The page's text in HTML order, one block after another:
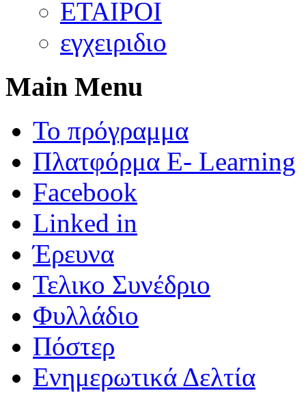
ΕΤΑΙΡΟΙ
εγχειριδιο
Main Menu
Το πρόγραμμα
Πλατφόρμα E- Learning
Facebook
Linked in
Έρευνα
Τελικο Συνέδριο
Φυλλάδιο
Πόστερ
Ενημερωτικά Δελτία